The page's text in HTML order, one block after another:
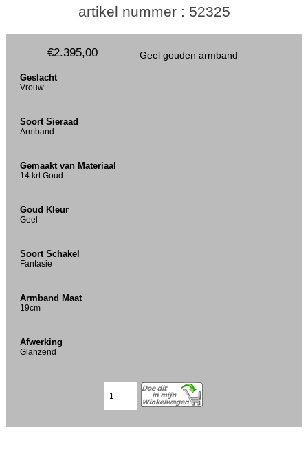
artikel nummer : 52325
Geel gouden armband
€2.395,00
Geslacht
Vrouw
Soort Sieraad
Armband
Gemaakt van Materiaal
14 krt Goud
Goud Kleur
Geel
Soort Schakel
Fantasie
Armband Maat
19cm
Afwerking
Glanzend